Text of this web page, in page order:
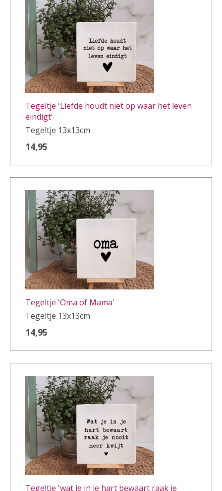
Tegeltje 'Liefde houdt niet op waar het leven
eindigt'
Tegeltje 13x13cm
14,95
Tegeltje 'Oma of Mama'
Tegeltje 13x13cm
14,95
Tegeltje 'wat je in je hart bewaart raak je